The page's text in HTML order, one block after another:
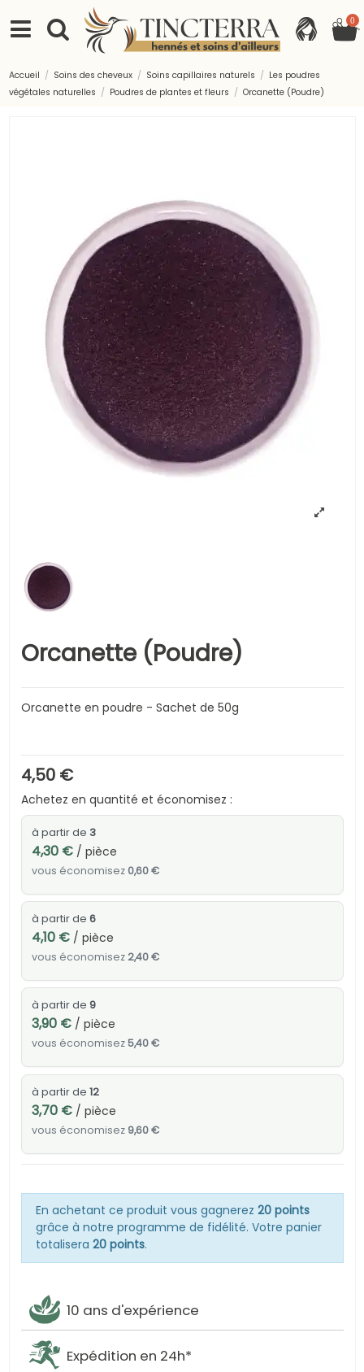
0
Accueil Soins des cheveux Soins capillaires naturels
Les poudres
végétales naturelles
Poudres de plantes et fleurs Orcanette (Poudre)
Orcanette (Poudre)
Orcanette en poudre - Sachet de 50g
4,50 €
Achetez en quantité et économisez :
à partir de 3
4,30 €/ pièce
vous économisez 0,60 €
à partir de 6
4,10 €/ pièce
vous économisez2,40 €
à partir de 9
3,90 €/ pièce
vous économisez5,40 €
à partir de 12
3,70 €/ pièce
vous économisez 9,60 €
En achetant ce produit vous gagnerez 20 points
grâce à notre programme de fidélité. Votre panier
totalisera 20 points.
10 ans d'expérience
Expédition en 24h*